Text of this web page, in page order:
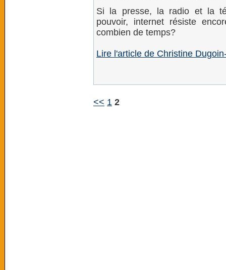
Si la presse, la radio et la
pouvoir, internet résiste
combien de temps?
Lire l'article de Christine
<< 1 2